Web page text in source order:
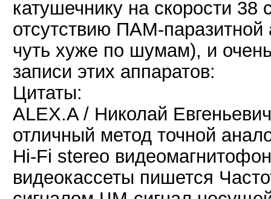
катушечнику на скорости
отсутствию ПАМ-
чуть хуже по шумам), и
записи этих аппаратов:
Цитаты:
ALEX.A / Николай
отличный метод точной
Hi-Fi stereo
видеокассеты пишется